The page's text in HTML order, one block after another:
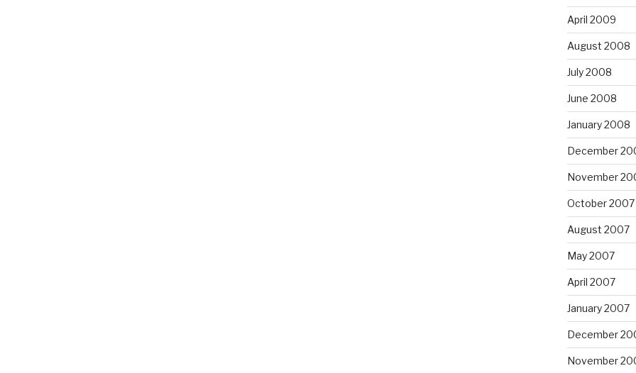
April 2009
August 2008
July 2008
June 2008
January 2008
December
November
October 2007
August 2007
May 2007
April 2007
January 2007
December
November